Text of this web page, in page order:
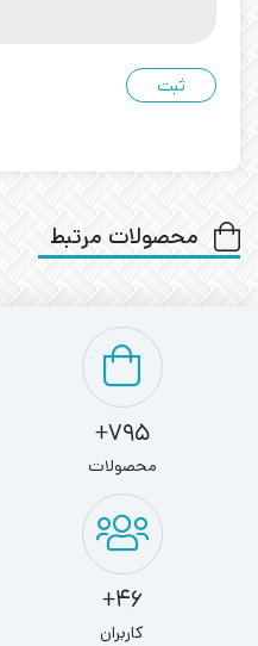
محصولات مرتبط
795+
محصولات
46+
کاربران